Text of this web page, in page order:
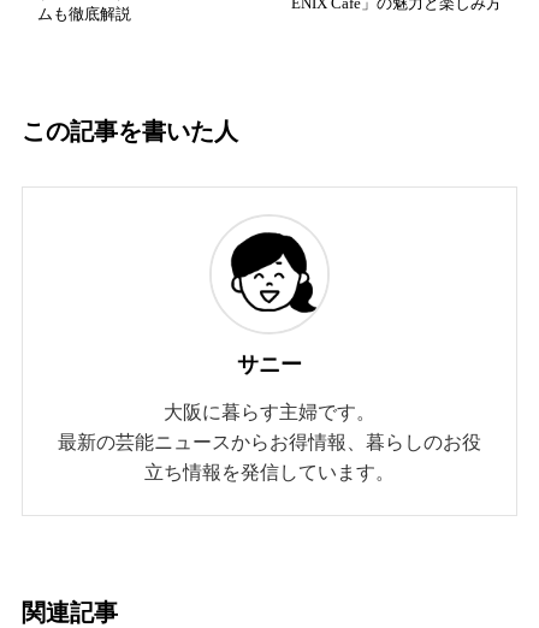
ムも徹底解説
この記事を書いた人
サニー
大阪に暮らす主婦です。
最新の芸能ニュースからお得情報、暮らしのお役
立ち情報を発信しています。
関連記事